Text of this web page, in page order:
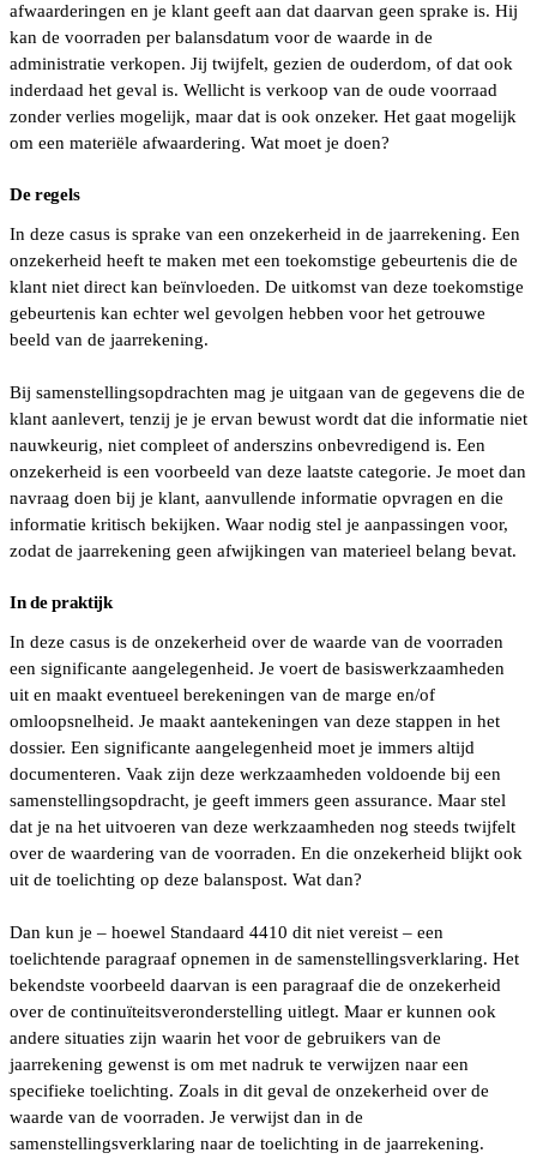
afwaarderingen en je klant geeft aan dat daarvan geen sprake is. Hij
kan de voorraden per balansdatum voor de waarde in de
administratie verkopen. Jij twijfelt, gezien de ouderdom, of dat ook
inderdaad het geval is. Wellicht is verkoop van de oude voorraad
zonder verlies mogelijk, maar dat is ook onzeker. Het gaat mogelijk
om een materiële afwaardering. Wat moet je doen?
De regels
In deze casus is sprake van een onzekerheid in de jaarrekening. Een
onzekerheid heeft te maken met een toekomstige gebeurtenis die de
klant niet direct kan beïnvloeden. De uitkomst van deze toekomstige
gebeurtenis kan echter wel gevolgen hebben voor het getrouwe
beeld van de jaarrekening.
Bij samenstellingsopdrachten mag je uitgaan van de gegevens die de
klant aanlevert, tenzij je je ervan bewust wordt dat die informatie niet
nauwkeurig, niet compleet of anderszins onbevredigend is. Een
onzekerheid is een voorbeeld van deze laatste categorie. Je moet dan
navraag doen bij je klant, aanvullende informatie opvragen en die
informatie kritisch bekijken. Waar nodig stel je aanpassingen voor,
zodat de jaarrekening geen afwijkingen van materieel belang bevat.
In de praktijk
In deze casus is de onzekerheid over de waarde van de voorraden
een significante aangelegenheid. Je voert de basiswerkzaamheden
uit en maakt eventueel berekeningen van de marge en/of
omloopsnelheid. Je maakt aantekeningen van deze stappen in het
dossier. Een significante aangelegenheid moet je immers altijd
documenteren. Vaak zijn deze werkzaamheden voldoende bij een
samenstellingsopdracht, je geeft immers geen assurance. Maar stel
dat je na het uitvoeren van deze werkzaamheden nog steeds twijfelt
over de waardering van de voorraden. En die onzekerheid blijkt ook
uit de toelichting op deze balanspost. Wat dan?
Dan kun je – hoewel Standaard 4410 dit niet vereist – een
toelichtende paragraaf opnemen in de samenstellingsverklaring. Het
bekendste voorbeeld daarvan is een paragraaf die de onzekerheid
over de continuïteitsveronderstelling uitlegt. Maar er kunnen ook
andere situaties zijn waarin het voor de gebruikers van de
jaarrekening gewenst is om met nadruk te verwijzen naar een
specifieke toelichting. Zoals in dit geval de onzekerheid over de
waarde van de voorraden. Je verwijst dan in de
samenstellingsverklaring naar de toelichting in de jaarrekening.